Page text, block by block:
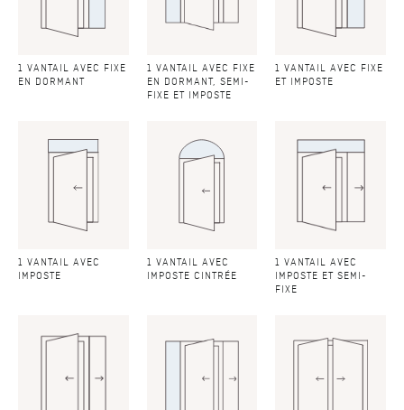
1 VANTAIL AVEC FIXE
EN DORMANT
1 VANTAIL AVEC FIXE
EN DORMANT, SEMI-
FIXE ET IMPOSTE
1 VANTAIL AVEC FIXE
ET IMPOSTE
1 VANTAIL AVEC
IMPOSTE
1 VANTAIL AVEC
IMPOSTE CINTRÉE
1 VANTAIL AVEC
IMPOSTE ET SEMI-
FIXE